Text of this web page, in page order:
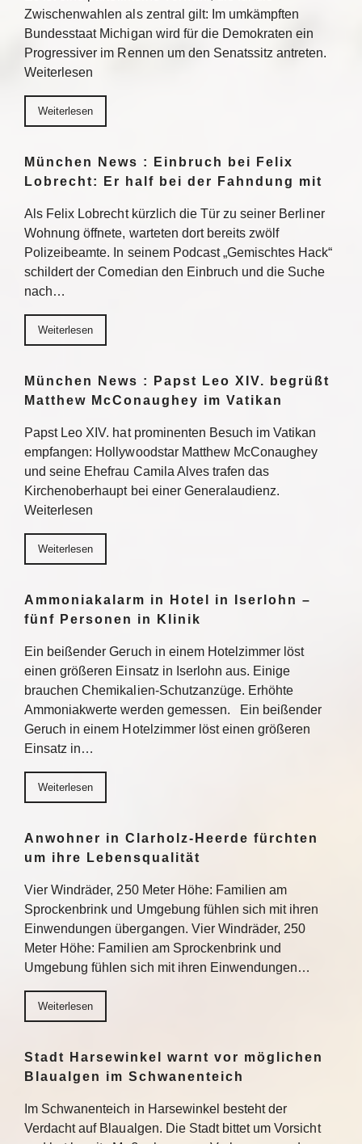
Zwischenwahlen als zentral gilt: Im umkämpften
Bundesstaat Michigan wird für die Demokraten ein
Progressiver im Rennen um den Senatssitz antreten.
Weiterlesen
Weiterlesen
München News : Einbruch bei Felix
Lobrecht: Er half bei der Fahndung mit
Als Felix Lobrecht kürzlich die Tür zu seiner Berliner
Wohnung öffnete, warteten dort bereits zwölf
Polizeibeamte. In seinem Podcast „Gemischtes Hack“
schildert der Comedian den Einbruch und die Suche
nach…
Weiterlesen
München News : Papst Leo XIV. begrüßt
Matthew McConaughey im Vatikan
Papst Leo XIV. hat prominenten Besuch im Vatikan
empfangen: Hollywoodstar Matthew McConaughey
und seine Ehefrau Camila Alves trafen das
Kirchenoberhaupt bei einer Generalaudienz.
Weiterlesen
Weiterlesen
Ammoniakalarm in Hotel in Iserlohn –
fünf Personen in Klinik
Ein beißender Geruch in einem Hotelzimmer löst
einen größeren Einsatz in Iserlohn aus. Einige
brauchen Chemikalien-Schutzanzüge. Erhöhte
Ammoniakwerte werden gemessen. Ein beißender
Geruch in einem Hotelzimmer löst einen größeren
Einsatz in…
Weiterlesen
Anwohner in Clarholz-Heerde fürchten
um ihre Lebensqualität
Vier Windräder, 250 Meter Höhe: Familien am
Sprockenbrink und Umgebung fühlen sich mit ihren
Einwendungen übergangen. Vier Windräder, 250
Meter Höhe: Familien am Sprockenbrink und
Umgebung fühlen sich mit ihren Einwendungen…
Weiterlesen
Stadt Harsewinkel warnt vor möglichen
Blaualgen im Schwanenteich
Im Schwanenteich in Harsewinkel besteht der
Verdacht auf Blaualgen. Die Stadt bittet um Vorsicht